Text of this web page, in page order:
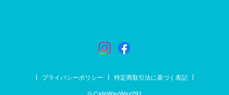
プライバシーポリシー
特定商取引法に基づく表記